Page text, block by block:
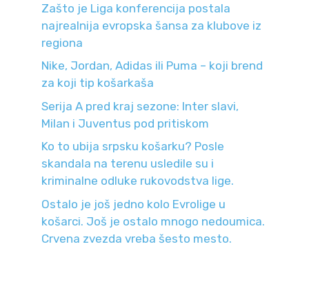
Zašto je Liga konferencija postala
najrealnija evropska šansa za klubove iz
regiona
Nike, Jordan, Adidas ili Puma – koji brend
za koji tip košarkaša
Serija A pred kraj sezone: Inter slavi,
Milan i Juventus pod pritiskom
Ko to ubija srpsku košarku? Posle
skandala na terenu usledile su i
kriminalne odluke rukovodstva lige.
Ostalo je još jedno kolo Evrolige u
košarci. Još je ostalo mnogo nedoumica.
Crvena zvezda vreba šesto mesto.